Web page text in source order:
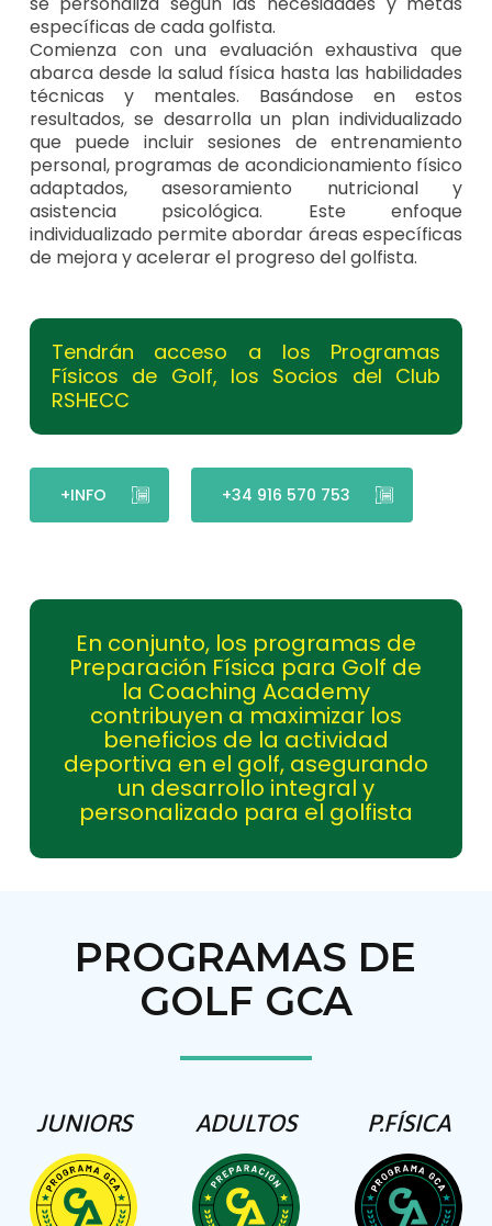
específicas de cada golfista.
Comienza con una evaluación exhaustiva que
abarca desde la salud física hasta las habilidades
técnicas y mentales. Basándose en estos
resultados, se desarrolla un plan individualizado
que puede incluir sesiones de entrenamiento
personal, programas de acondicionamiento físico
adaptados, asesoramiento nutricional y
asistencia psicológica. Este enfoque
individualizado permite abordar áreas específicas
de mejora y acelerar el progreso del golfista.
Tendrán acceso a los Programas
Físicos de Golf, los Socios del Club
RSHECC
+INFO +34 916 570 753
En conjunto, los programas de
Preparación Física para Golf de
la Coaching Academy
contribuyen a maximizar los
beneficios de la actividad
deportiva en el golf, asegurando
un desarrollo integral y
personalizado para el golfista
PROGRAMAS DE
GOLF GCA
JUNIORS ADULTOS P.FÍSICA